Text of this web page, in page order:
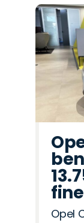
Opel